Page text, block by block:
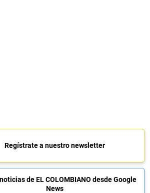
Regístrate a nuestro newsletter
de EL COLOMBIANO desde Google
News